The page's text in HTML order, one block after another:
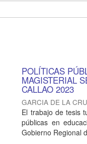
POLÍTICAS
MAGISTERIAL
CALLAO 2023
GARCIA DE LA
El trabajo de tesis
públicas en
Gobierno Regional